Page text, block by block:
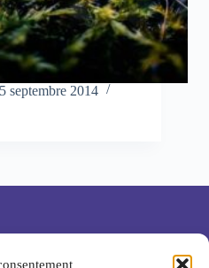
5 septembre 2014